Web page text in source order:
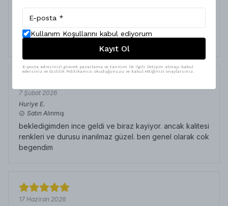
7 Nisan 2026
ÜlayT.
Satın Alınmış
Yumuşak ince acaip şık bir halı gerçekten bayıldım
7 Şubat 2026
Huriye E.
Satın Alınmış
bekledigimden ince geldi ve biraz kayiyor. ancak kalitesi
renkleri ve durusu inanilmaz güzel. ben genel olarak cok
begendim
17 Haziran 2026
Kullanım Koşullarını kabul ediyorum
Kayıt Ol
E-posta adresinizi girerek pazarlama ve tanıtım ile ilgili iletişim almayı kabul
edersiniz ve Gizlilik Politikamızı okuduğunuzu ve kabul ettiğinizi onaylarsınız.